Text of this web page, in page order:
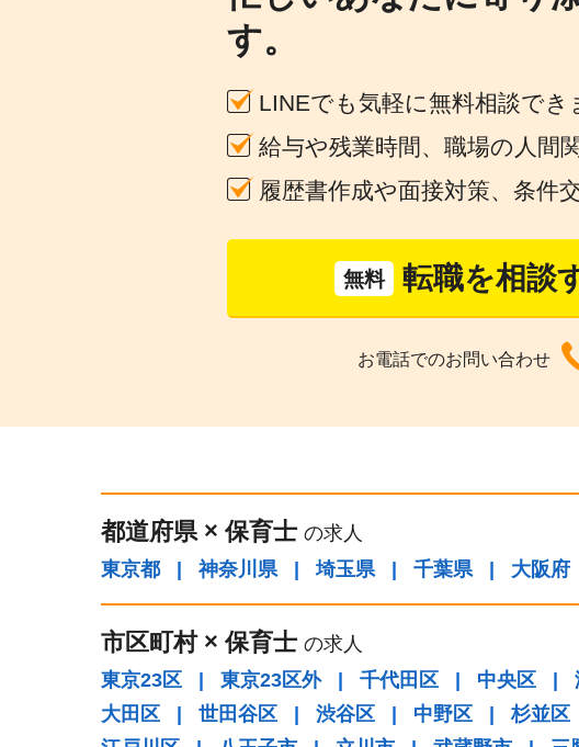
す。
LINEでも気軽に無料相談でき
給与や残業時間、職場の人間
履歴書作成や面接対策、条件
無料 転職を相談
お電話でのお問い合わせ
都道府県 × 保育士 の求人
東京都
| 神奈川県 | 埼玉県 | 千葉県 | 大阪府
市区町村 × 保育士 の求人
東京23区
| 東京23区外 | 千代田区 | 中央区 |
大田区
| 世田谷区 | 渋谷区 | 中野区 | 杉並区